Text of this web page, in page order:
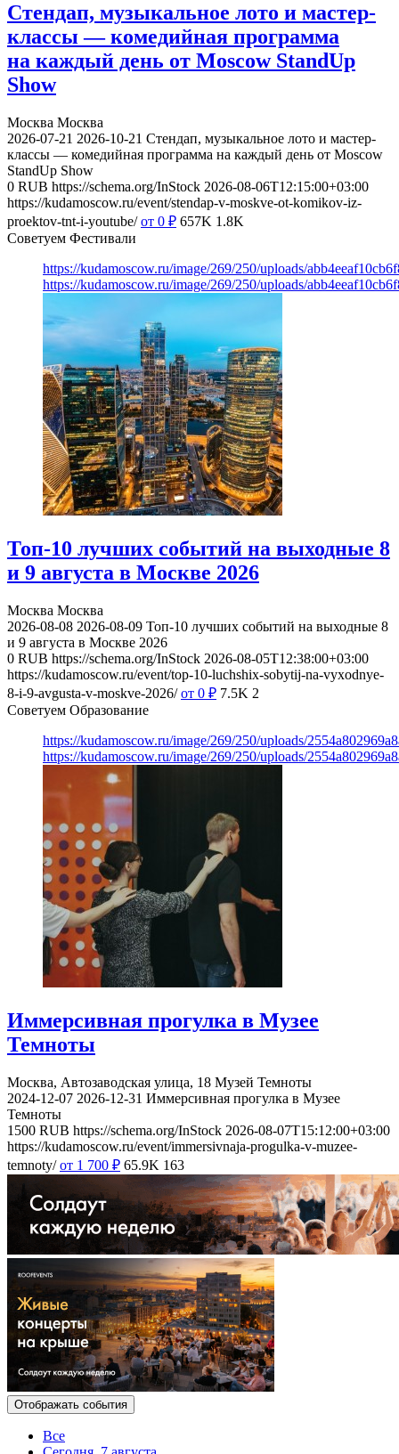
Стендап, музыкальное лото и мастер-
классы — комедийная программа
на каждый день от Moscow StandUp
Show
Москва Москва
2026-07-21 2026-10-21 Стендап, музыкальное лото и мастер-
классы — комедийная программа на каждый день от Moscow
StandUp Show
0 RUB https://schema.org/InStock 2026-08-06T12:15:00+03:00
https://kudamoscow.ru/event/stendap-v-moskve-ot-komikov-iz-
proektov-tnt-i-youtube/ от 0 ₽ 657K 1.8K
Советуем Фестивали
https://kudamoscow.ru/image/269/250/uploads/
https://kudamoscow.ru/image/269/250/uploads/
Топ-10 лучших событий на выходные 8
и 9 августа в Москве 2026
Москва Москва
2026-08-08 2026-08-09 Топ-10 лучших событий на выходные 8
и 9 августа в Москве 2026
0 RUB https://schema.org/InStock 2026-08-05T12:38:00+03:00
https://kudamoscow.ru/event/top-10-luchshix-sobytij-na-vyxodnye-
8-i-9-avgusta-v-moskve-2026/ от 0 ₽ 7.5K 2
Советуем Образование
https://kudamoscow.ru/image/269/250/uploads/
https://kudamoscow.ru/image/269/250/uploads/
Иммерсивная прогулка в Музее
Темноты
Москва, Автозаводская улица, 18 Музей Темноты
2024-12-07 2026-12-31 Иммерсивная прогулка в Музее
Темноты
1500 RUB https://schema.org/InStock 2026-08-07T15:12:00+03:00
https://kudamoscow.ru/event/immersivnaja-progulka-v-muzee-
temnoty/ от 1 700 ₽ 65.9K 163
Отображать события
Все